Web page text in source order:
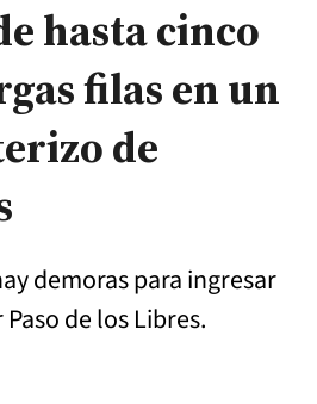
hasta cinco
filas en un
de
demoras para ingresar
de los Libres.